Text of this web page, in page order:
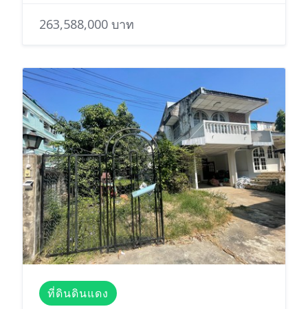
263,588,000 บาท
ที่ดินดินแดง